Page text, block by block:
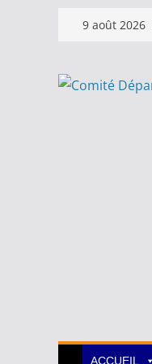
Passer9 août 2026
ACCUEIL